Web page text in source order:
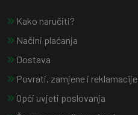
Kako naručiti?
Načini plaćanja
Dostava
Povrati, zamjene i reklamacije
Opći uvjeti poslovanja